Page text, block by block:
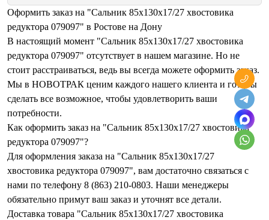
Оформить заказ на "Сальник 85x130x17/27 хвостовика
редуктора 079097" в Ростове на Дону
В настоящий момент "Сальник 85x130x17/27 хвостовика
редуктора 079097" отсутствует в нашем магазине. Но не
стоит расстраиваться, ведь вы всегда можете оформить заказ.
Мы в НОВОТРАК ценим каждого нашего клиента и готовы
сделать все возможное, чтобы удовлетворить ваши
потребности.
Как оформить заказ на "Сальник 85x130x17/27 хвостовика
редуктора 079097"?
Для оформления заказа на "Сальник 85x130x17/27
хвостовика редуктора 079097", вам достаточно связаться с
нами по телефону 8 (863) 210-0803. Наши менеджеры
обязательно примут ваш заказ и уточнят все детали.
Доставка товара "Сальник 85x130x17/27 хвостовика